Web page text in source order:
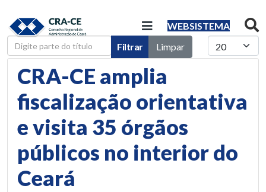
WEBSISTEMA
Digite parte do título
Filtrar Limpar Mostrar #
CRA-CE amplia
fiscalização orientativa
e visita 35 órgãos
públicos no interior do
Ceará